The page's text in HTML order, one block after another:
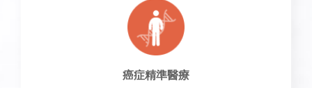
癌症精準醫療